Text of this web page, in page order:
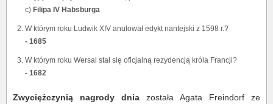
c) Filipa IV Habsburga
W którym roku Ludwik XIV anulował edykt nantejski z 1598 r.?
- 1685
W którym roku Wersal stał się oficjalną rezydencją króla Francji?
- 1682
Zwyciężczynią nagrody dnia została Agata Freindorf ze